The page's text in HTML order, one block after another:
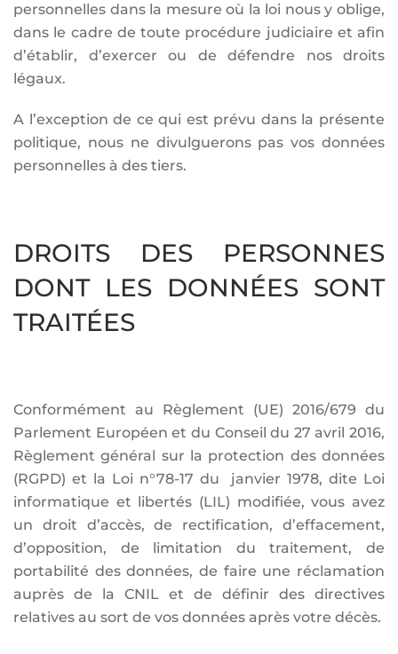
personnelles dans la mesure où la loi nous y oblige,
dans le cadre de toute procédure judiciaire et afin
d’établir, d’exercer ou de défendre nos droits
légaux.
A l’exception de ce qui est prévu dans la présente
politique, nous ne divulguerons pas vos données
personnelles à des tiers.
DROITS DES PERSONNES
DONT LES DONNÉES SONT
TRAITÉES
Conformément au Règlement (UE) 2016/679 du
Parlement Européen et du Conseil du 27 avril 2016,
Règlement général sur la protection des données
(RGPD) et la Loi n°78-17 du janvier 1978, dite Loi
informatique et libertés (LIL) modifiée, vous avez
un droit d’accès, de rectification, d’effacement,
d’opposition, de limitation du traitement, de
portabilité des données, de faire une réclamation
auprès de la CNIL et de définir des directives
relatives au sort de vos données après votre décès.